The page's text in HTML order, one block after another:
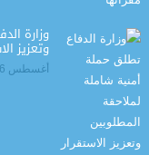
وزارة
وتعزيز
أغسطس 06, 2026